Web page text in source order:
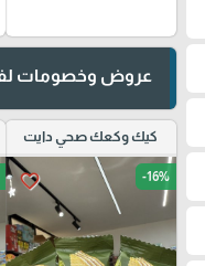
عروض وخصومات
كيك وكعك صحي دايت
favorite_border -16%